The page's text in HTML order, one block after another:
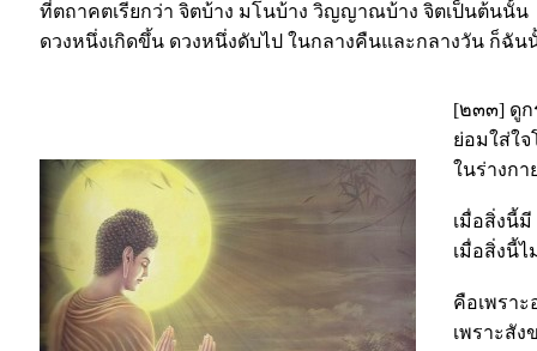
ที่ตถาคตเรียกว่า จิตบ้าง มโนบ้าง วิญญาณบ้าง จิตเป็นต้นนั้น
ดวงหนึ่งเกิดขึ้น ดวงหนึ่งดับไป ในกลางคืนและกลางวัน ก็ฉัน
[๒๓๓] ดูก
ย่อมใส่ใ
ในร่างกา
เมื่อสิ่งนี้มี
เมื่อสิ่งนี้ไ
คือเพราะ
เพราะสั